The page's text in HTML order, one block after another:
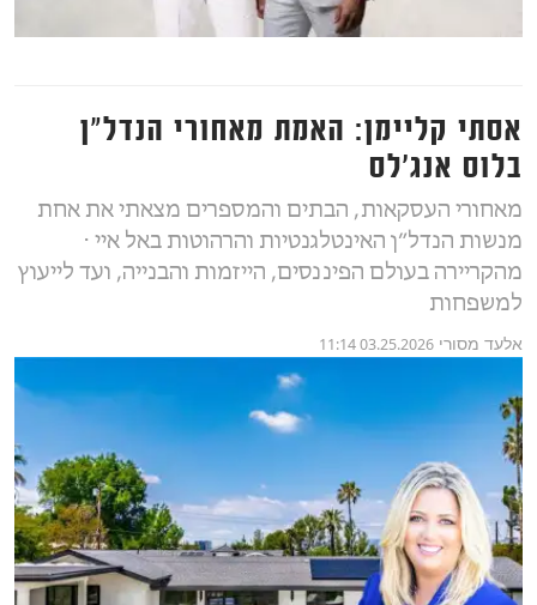
אסתי קליימן: האמת מאחורי הנדל"ן
בלוס אנג׳לס
מאחורי העסקאות, הבתים והמספרים מצאתי את אחת
מנשות הנדל״ן האינטלגנטיות והרהוטות באל איי ⋅
מהקריירה בעולם הפיננסים, הייזמות והבנייה, ועד לייעוץ
למשפחות
אלעד מסורי 03.25.2026 11:14